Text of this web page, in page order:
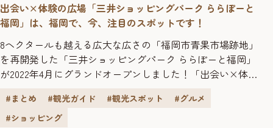
出会い×体験の広場「三井ショッピングパーク ららぽーと
福岡」は、福岡で、今、注目のスポットです！
8ヘクタールも越える広大な広さの「福岡市青果市場跡地」
を再開発した「三井ショッピングパーク ららぽーと福岡」
が2022年4月にグランドオープンしました！「出会い×体験
トに、九州初出店57店舗を含む全222店舗と、９つの多彩な
パーク（広場）があり、いろんな楽しみ方ができます！
#まとめ #観光ガイド #観光スポット
#グルメ
#ショッピング